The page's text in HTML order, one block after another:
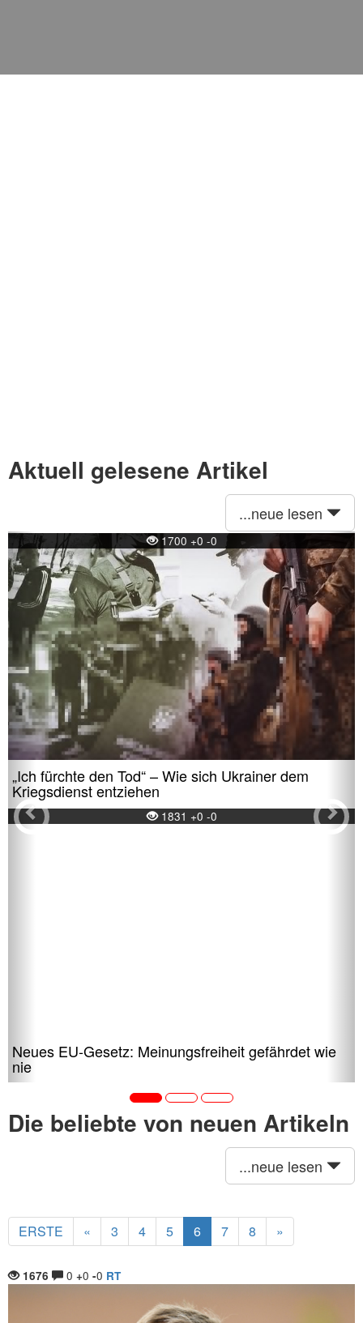
Aktuell gelesene Artikel
...neue lesen
1700 +0 -0
„Ich fürchte den Tod“ – Wie sich Ukrainer dem
Kriegsdienst entziehen
1831 +0 -0
Neues EU-Gesetz: Meinungsfreiheit gefährdet wie
nie
Previous
Die beliebte von neuen Artikeln
...neue lesen
ERSTE « 3 4 5 6 7 8 »
1676 0 +0 -0 RT